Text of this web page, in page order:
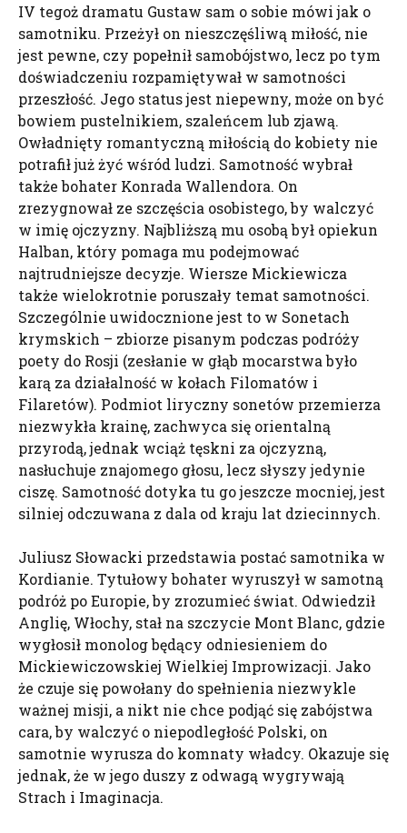
IV tegoż dramatu Gustaw sam o sobie mówi jak o
samotniku. Przeżył on nieszczęśliwą miłość, nie
jest pewne, czy popełnił samobójstwo, lecz po tym
doświadczeniu rozpamiętywał w samotności
przeszłość. Jego status jest niepewny, może on być
bowiem pustelnikiem, szaleńcem lub zjawą.
Owładnięty romantyczną miłością do kobiety nie
potrafił już żyć wśród ludzi. Samotność wybrał
także bohater Konrada Wallendora. On
zrezygnował ze szczęścia osobistego, by walczyć
w imię ojczyzny. Najbliższą mu osobą był opiekun
Halban, który pomaga mu podejmować
najtrudniejsze decyzje. Wiersze Mickiewicza
także wielokrotnie poruszały temat samotności.
Szczególnie uwidocznione jest to w Sonetach
krymskich – zbiorze pisanym podczas podróży
poety do Rosji (zesłanie w głąb mocarstwa było
karą za działalność w kołach Filomatów i
Filaretów). Podmiot liryczny sonetów przemierza
niezwykła krainę, zachwyca się orientalną
przyrodą, jednak wciąż tęskni za ojczyzną,
nasłuchuje znajomego głosu, lecz słyszy jedynie
ciszę. Samotność dotyka tu go jeszcze mocniej, jest
silniej odczuwana z dala od kraju lat dziecinnych.
Juliusz Słowacki przedstawia postać samotnika w
Kordianie. Tytułowy bohater wyruszył w samotną
podróż po Europie, by zrozumieć świat. Odwiedził
Anglię, Włochy, stał na szczycie Mont Blanc, gdzie
wygłosił monolog będący odniesieniem do
Mickiewiczowskiej Wielkiej Improwizacji. Jako
że czuje się powołany do spełnienia niezwykle
ważnej misji, a nikt nie chce podjąć się zabójstwa
cara, by walczyć o niepodległość Polski, on
samotnie wyrusza do komnaty władcy. Okazuje się
jednak, że w jego duszy z odwagą wygrywają
Strach i Imaginacja.